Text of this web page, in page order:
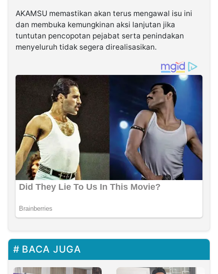
AKAMSU memastikan akan terus mengawal isu ini
dan membuka kemungkinan aksi lanjutan jika
tuntutan pencopotan pejabat serta penindakan
menyeluruh tidak segera direalisasikan.
BACA JUGA